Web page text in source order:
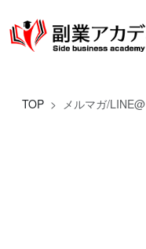
TOP メルマガ/LINE@